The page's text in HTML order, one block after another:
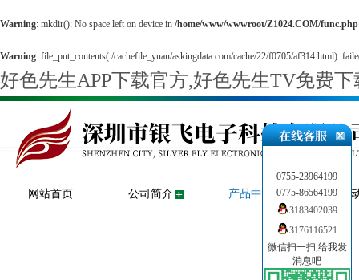
Warning: mkdir(): No space left on device in /home/www/wwwroot/Z1024.COM/func.php
Warning: file_put_contents(./cachefile_yuan/askingdata.com/cache/22/f0705/af314.html):
好色先生APP下载官方,好色先生TV免费
网站首页 公司简介 产品中心 新闻
0755-23964199
0775-86564199
3183402039
3176116521
微信扫一扫,给我发
消息吧